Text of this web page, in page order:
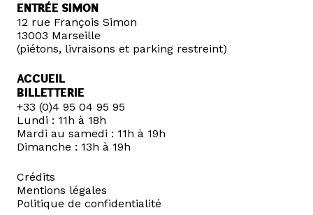
ENTRÉE SIMON
12 rue François Simon
13003 Marseille
(piétons, livraisons et parking restreint)
ACCUEIL
BILLETTERIE
+33 (0)4 95 04 95 95
Lundi : 11h à 18h
Mardi au samedi : 11h à 19h
Dimanche : 13h à 19h
Crédits
Mentions légales
Politique de confidentialité